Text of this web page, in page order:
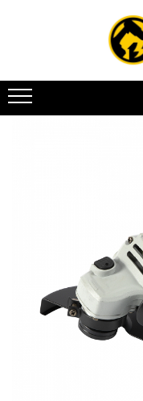
Toate Produsele
Vehicule electrice
Atv
Piese de schimb
Scutere electrice
Scutere pe benzina
Tricicluri cargo fara
Tricicluri persoane